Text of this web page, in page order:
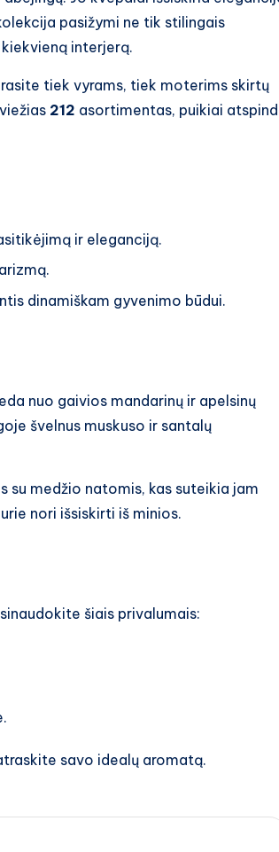
pasižymi ne tik stilingais
interjerą.
tiek vyrams, tiek moterims skirtų
212 asortimentas, puikiai
ir eleganciją.
dinamiškam gyvenimo būdui.
nuo gaivios mandarinų ir apelsinų
švelnus muskuso ir santalų
su medžio natomis, kas suteikia jam
nori išsiskirti iš minios.
šiais privalumais:
savo idealų aromatą.